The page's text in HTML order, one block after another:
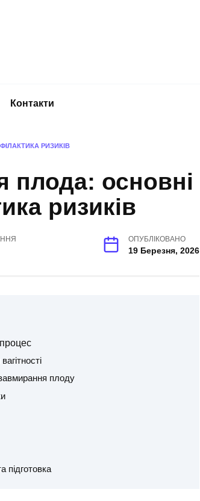
Контакти
РИЗИКІВ
плода: основні
ризиків
ОПУБЛІКОВАНО
19 Березня, 2026
плоду
підготовка